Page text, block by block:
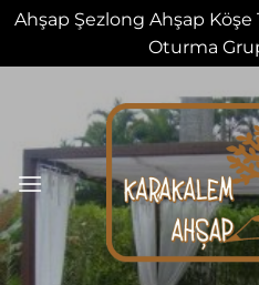
Ahşap Şezlong Ahşap Köşe
Oturma